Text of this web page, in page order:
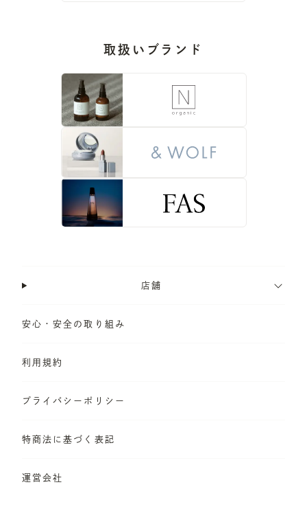
取扱いブランド
店舗
安心・安全の取り組み
利用規約
プライバシーポリシー
特商法に基づく表記
運営会社